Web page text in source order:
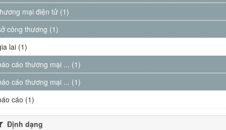
mại điện tử (1)
công thương (1)
lai (1)
cáo thương mại ... (1)
cáo thương mại ... (1)
cáo (1)
Định dạng